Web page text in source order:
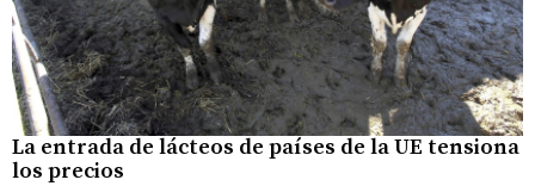
La entrada de lácteos de países de la UE tensiona
los precios